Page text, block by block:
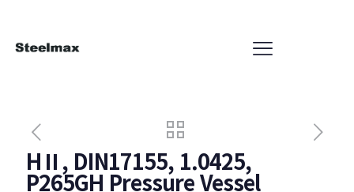
HⅡ, DIN17155, 1.0425,
P265GH Pressure Vessel